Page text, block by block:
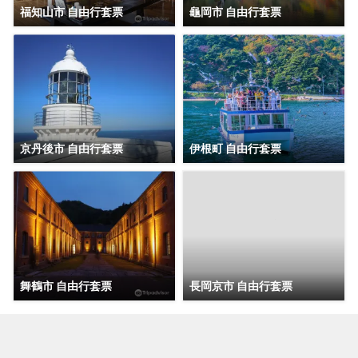
福知山市 自由行套票 龜岡市 自由行套票
京丹後市 自由行套票 伊根町 自由行套票
舞鶴市 自由行套票 長岡京市 自由行套票